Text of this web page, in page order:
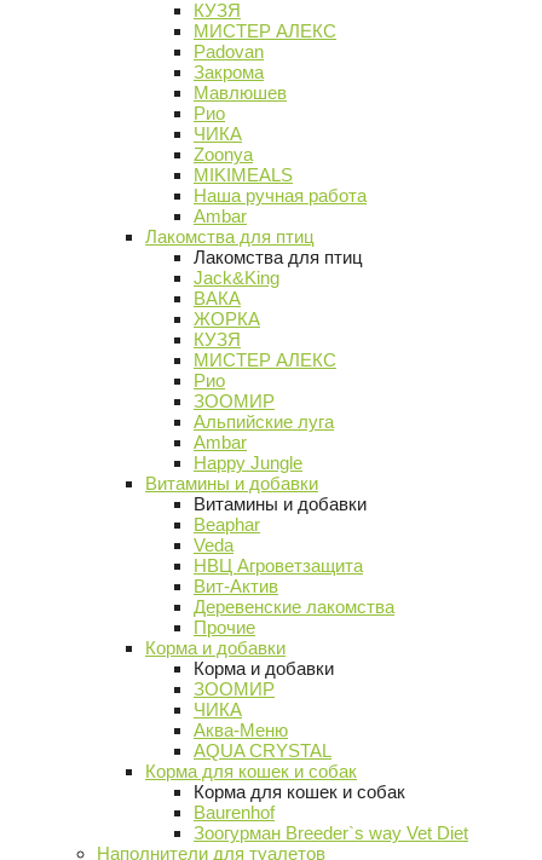
КУЗЯ
МИСТЕР АЛЕКС
Padovan
Закрома
Мавлюшев
Рио
ЧИКА
Zoonya
MIKIMEALS
Наша ручная работа
Ambar
Лакомства для птиц
Лакомства для птиц
Jack&King
ВАКА
ЖОРКА
КУЗЯ
МИСТЕР АЛЕКС
Рио
ЗООМИР
Альпийские луга
Ambar
Happy Jungle
Витамины и добавки
Витамины и добавки
Beaphar
Veda
НВЦ Агроветзащита
Вит-Актив
Деревенские лакомства
Прочие
Корма и добавки
Корма и добавки
ЗООМИР
ЧИКА
Аква-Меню
AQUA CRYSTAL
Корма для кошек и собак
Корма для кошек и собак
Baurenhof
Зоогурман Breeder`s way Vet Diet
Наполнители для туалетов